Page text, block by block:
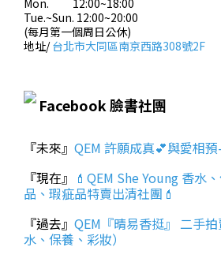
Mon. 12:00~18:00
Tue.~Sun. 12:00~20:00
(每月第一個周日公休)
地址/台北市大同區南京西路308號2F
Facebook 臉書社團
『未來』 QEM 許願成真💕與愛相
『現在』 💄QEM She Young 香水
品、瑕疵品特賣出清社團💄
『過去』 QEM『晴易香挺』 二手
水、保養、彩妝）